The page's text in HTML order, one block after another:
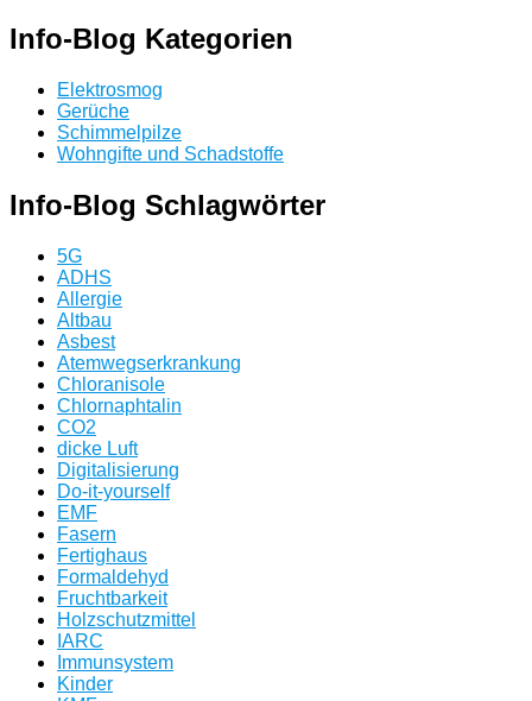
Info-Blog Kategorien
Elektrosmog
Gerüche
Schimmelpilze
Wohngifte und Schadstoffe
Info-Blog Schlagwörter
5G
ADHS
Allergie
Altbau
Asbest
Atemwegserkrankung
Chloranisole
Chlornaphtalin
CO2
dicke Luft
Digitalisierung
Do-it-yourself
EMF
Fasern
Fertighaus
Formaldehyd
Fruchtbarkeit
Holzschutzmittel
IARC
Immunsystem
Kinder